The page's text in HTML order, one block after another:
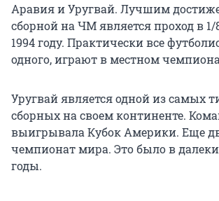
Аравия и Уругвай. Лучшим
сборной на ЧМ является проход в
1994 году. Практически все
одного, играют в местном
Уругвай является одной из самых
сборных на своем континенте.
выигрывала Кубок Америки. Еще
чемпионат мира. Это было в
годы.